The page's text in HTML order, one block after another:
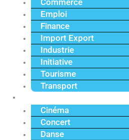
Commerce
Emploi
Finance
Import Export
Industrie
Initiative
Tourisme
Transport
Cinéma
Concert
Danse